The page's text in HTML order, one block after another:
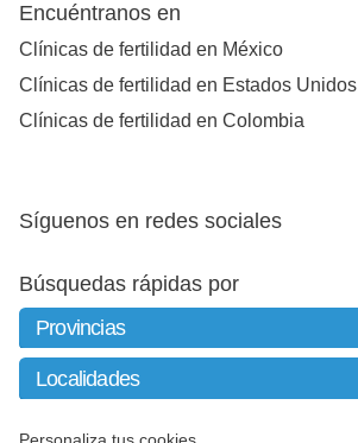
Encuéntranos en
Clínicas de fertilidad en México
Clínicas de fertilidad en Estados Unidos
Clínicas de fertilidad en Colombia
Síguenos en redes sociales
Búsquedas rápidas por